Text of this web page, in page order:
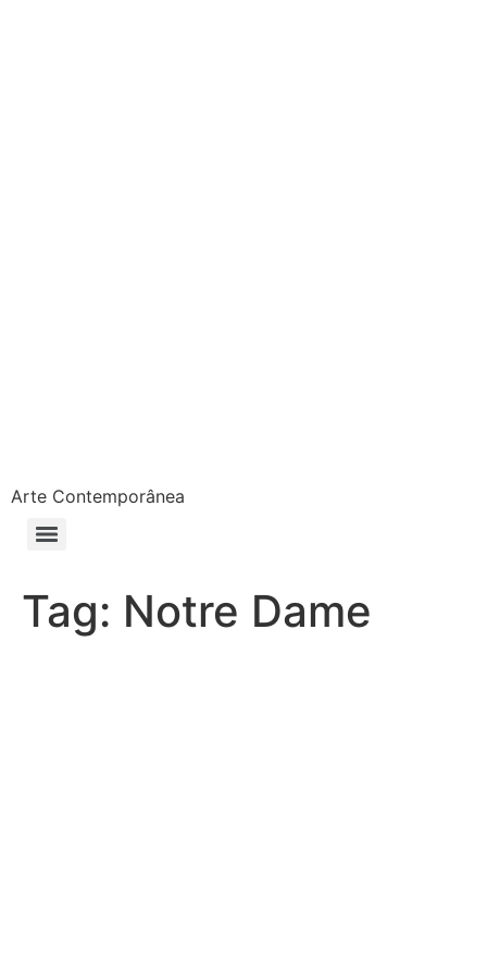
Arte Contemporânea
Tag: Notre Dame